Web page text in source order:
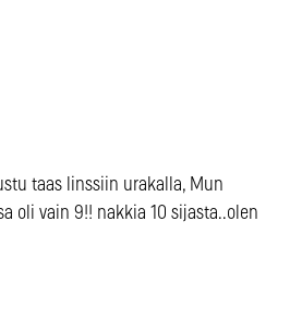
taas linssiin urakalla, Mun
oli vain 9!! nakkia 10 sijasta..olen